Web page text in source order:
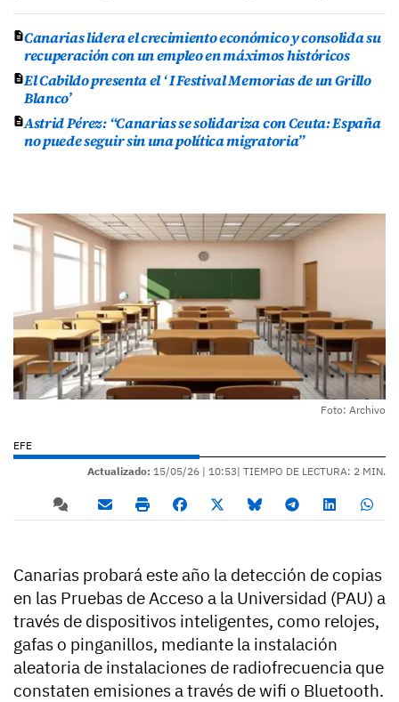
Canarias lidera el crecimiento económico y consolida su
recuperación con un empleo en máximos históricos
El Cabildo presenta el ‘ I Festival Memorias de un Grillo
Blanco’
Astrid Pérez: “Canarias se solidariza con Ceuta: España
no puede seguir sin una política migratoria”
Foto: Archivo
EFE
Actualizado: 15/05/26 | 10:53| TIEMPO DE LECTURA: 2 MIN.
Canarias probará este año la detección de copias
en las Pruebas de Acceso a la Universidad (PAU) a
través de dispositivos inteligentes, como relojes,
gafas o pinganillos, mediante la instalación
aleatoria de instalaciones de radiofrecuencia que
constaten emisiones a través de wifi o Bluetooth.